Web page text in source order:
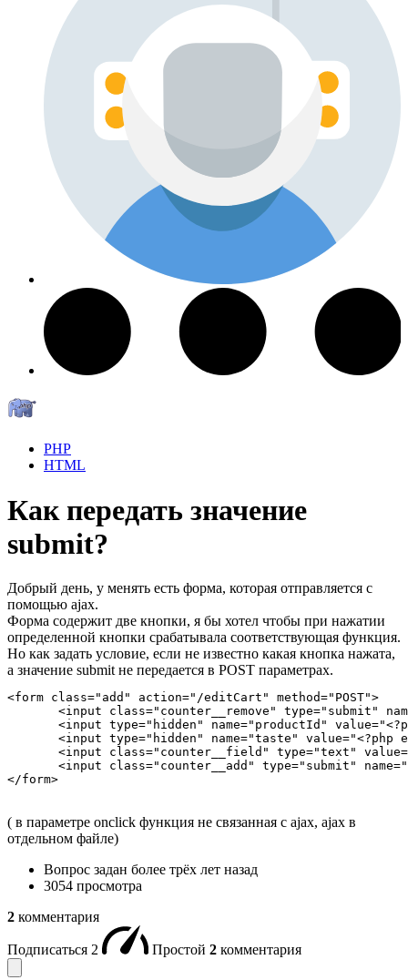
PHP
HTML
Как передать значение
submit?
Добрый день, у менять есть форма, которая отправляется с
помощью ajax.
Форма содержит две кнопки, я бы хотел чтобы при нажатии
определенной кнопки срабатывала соответствующая функция.
Но как задать условие, если не известно какая кнопка нажата,
а значение submit не передается в POST параметрах.
<form class="add" action="/editCart" method="POST">
<input class="counter__remove" type="submit"
<input type="hidden" name="productId"
<input type="hidden" name="taste" value="<?php
<input class="counter__field" type="text"
<input class="counter__add" type="submit"
</form>
( в параметре onclick функция не связанная с ajax, ajax в
отдельном файле)
Вопрос задан более трёх лет назад
3054 просмотра
2 комментария
Подписаться 2 Простой 2 комментария